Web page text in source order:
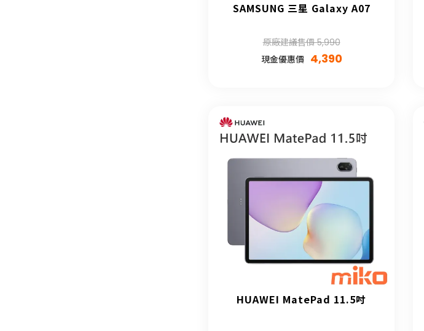
SAMSUNG 三星 Galaxy A07
原廠建議售價 5,990
現金優惠價 4,390
HUAWEI MatePad 11.5吋